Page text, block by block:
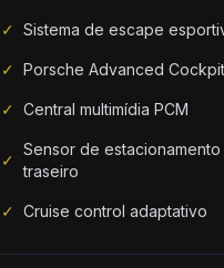
✓ Sistema de escape
✓ Porsche Advanced Cockpit
✓ Central multimídia PCM
✓
Sensor de
traseiro
✓ Cruise control adaptativo